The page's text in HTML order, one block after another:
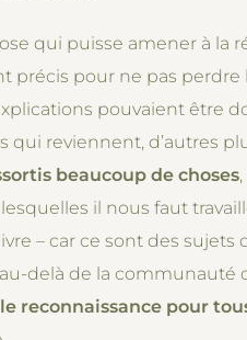
qui puisse amener à la
pour ne pas
pouvaient être
qui reviennent, d’autres
beaucoup de choses
il nous faut
– car ce sont des
delà de la communauté
reconnaissance pour